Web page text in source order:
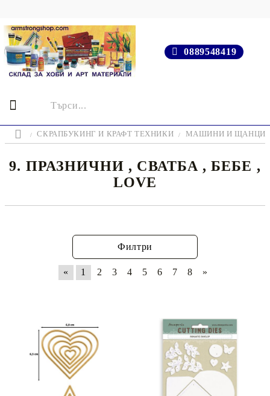
0889548419
СКРАПБУКИНГ И КРАФТ ТЕХНИКИ МАШИНИ И ЩАНЦИ
9. ПРАЗНИЧНИ , СВАТБА , БЕБЕ ,
LOVE
Филтри
« 1 2 3 4 5 6 7 8 »